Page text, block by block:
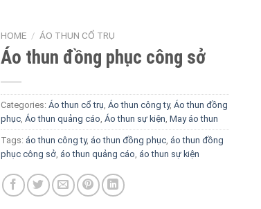
HOME / ÁO THUN CỔ TRỤ
Áo thun đồng phục công sở
Categories: Áo thun cổ trụ Áo thun công ty, Áo thun đồng
phục Áo thun quảng cáo Áo thun sự kiện May áo thun
Tags: áo thun công ty, áo thun đồng phục áo thun đồng
phục công sở áo thun quảng cáo áo thun sự kiện